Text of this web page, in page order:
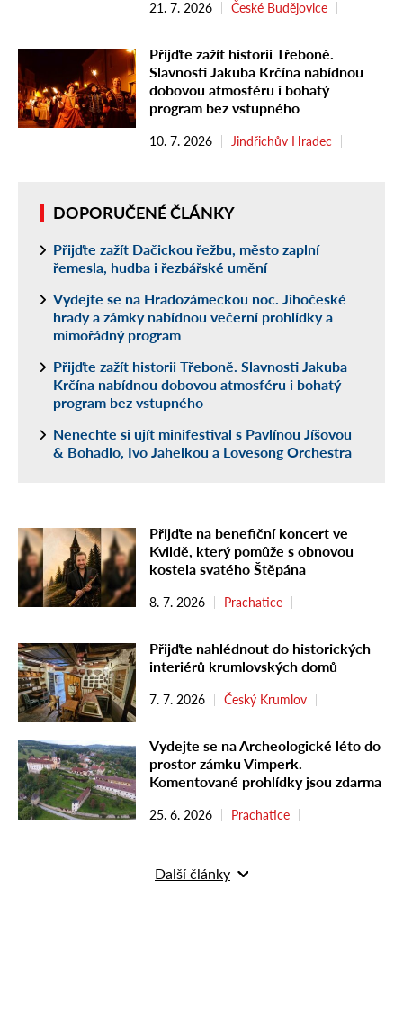
21. 7. 2026 České Budějovice
Přijďte zažít historii Třeboně.
Slavnosti Jakuba Krčína nabídnou
dobovou atmosféru i bohatý
program bez vstupného
10. 7. 2026 Jindřichův Hradec
DOPORUČENÉ ČLÁNKY
Přijďte zažít Dačickou řežbu, město zaplní
řemesla, hudba i řezbářské umění
Vydejte se na Hradozámeckou noc. Jihočeské
hrady a zámky nabídnou večerní prohlídky a
mimořádný program
Přijďte zažít historii Třeboně. Slavnosti Jakuba
Krčína nabídnou dobovou atmosféru i bohatý
program bez vstupného
Nenechte si ujít minifestival s Pavlínou Jíšovou
& Bohadlo, Ivo Jahelkou a Lovesong Orchestra
Přijďte na benefiční koncert ve
Kvildě, který pomůže s obnovou
kostela svatého Štěpána
8. 7. 2026 Prachatice
Přijďte nahlédnout do historických
interiérů krumlovských domů
7. 7. 2026 Český Krumlov
Vydejte se na Archeologické léto do
prostor zámku Vimperk.
Komentované prohlídky jsou zdarma
25. 6. 2026 Prachatice
Další články